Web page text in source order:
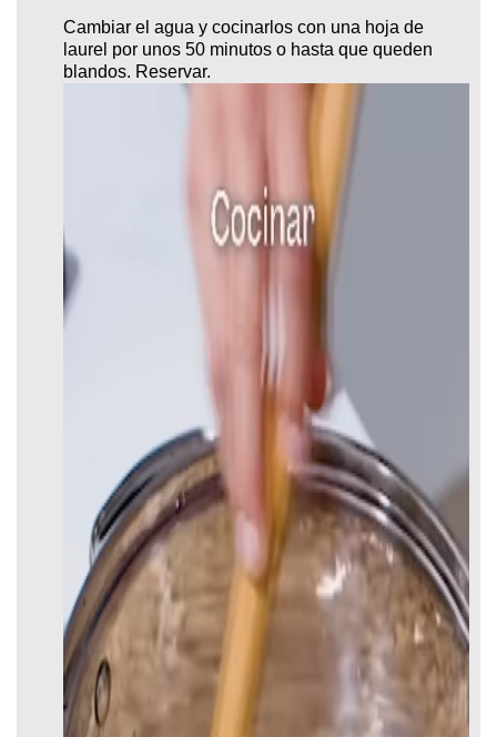
Cambiar el agua y cocinarlos con una hoja de
laurel por unos 50 minutos o hasta que queden
blandos. Reservar.